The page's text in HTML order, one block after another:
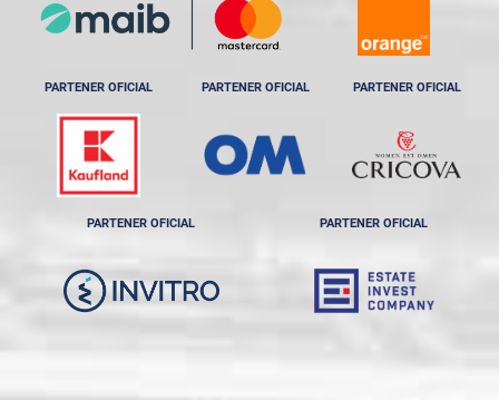
PARTENER OFICIAL PARTENER OFICIAL PARTENER OFICIAL
PARTENER OFICIAL PARTENER OFICIAL